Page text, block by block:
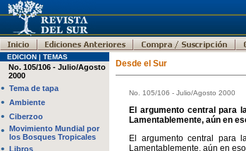
EDICION | TEMAS
No. 105/106 - Julio/Agosto
2000
• Tema de tapa
• Ambiente
• Ciberzoo
• Movimiento Mundial por
los Bosques Tropicales
• Libros
Desde el Sur
No. 105/106 - Julio/Agosto 2000
El argumento central para
Lamentablemente, aún en
El argumento central para
Lamentablemente, aún en